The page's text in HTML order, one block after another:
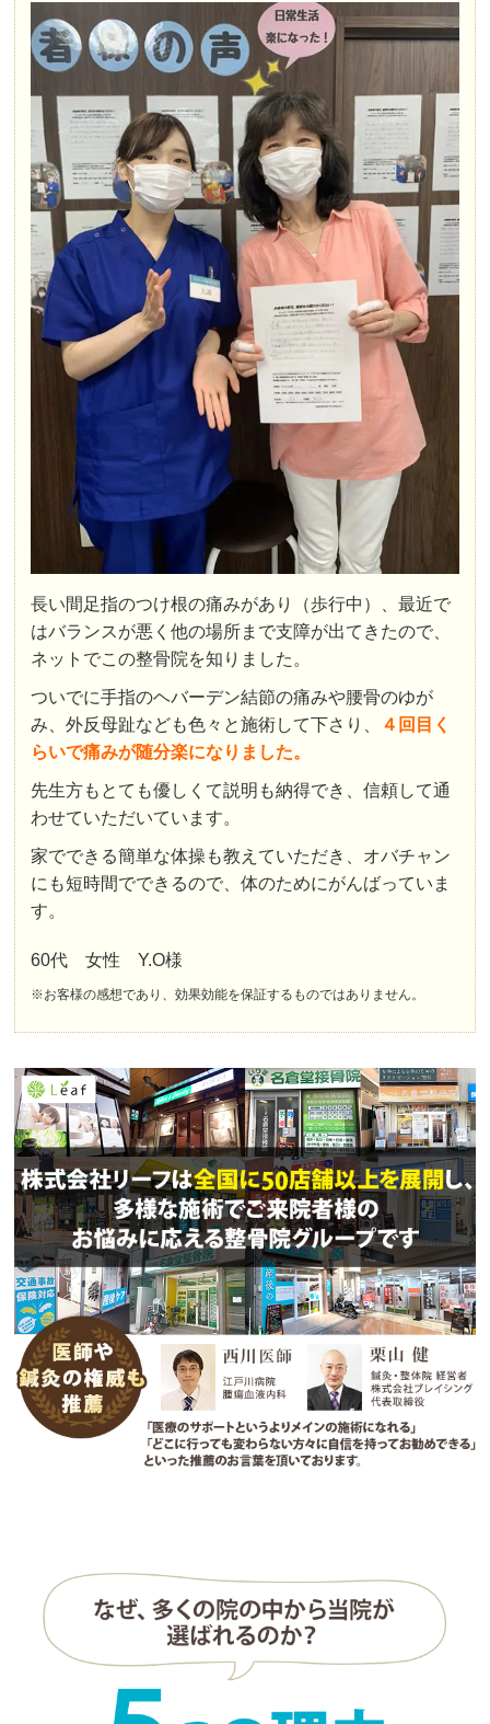
長い間足指のつけ根の痛みがあり（歩行中）、最近で
はバランスが悪く他の場所まで支障が出てきたので、
ネットでこの整骨院を知りました。
ついでに手指のヘバーデン結節の痛みや腰骨のゆが
み、外反母趾なども色々と施術して下さり、
４回目く
らいで痛みが随分楽になりました。
先生方もとても優しくて説明も納得でき、信頼して通
わせていただいています。
家でできる簡単な体操も教えていただき、オバチャン
にも短時間でできるので、体のためにがんばっていま
す。
60代 女性 Y.O様
※お客様の感想であり、効果効能を保証するものではありません。